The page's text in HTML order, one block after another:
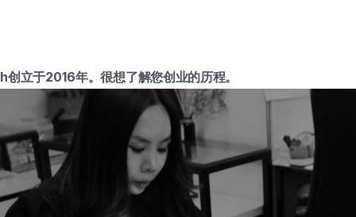
立于2016年。很想了解您创业的历程。